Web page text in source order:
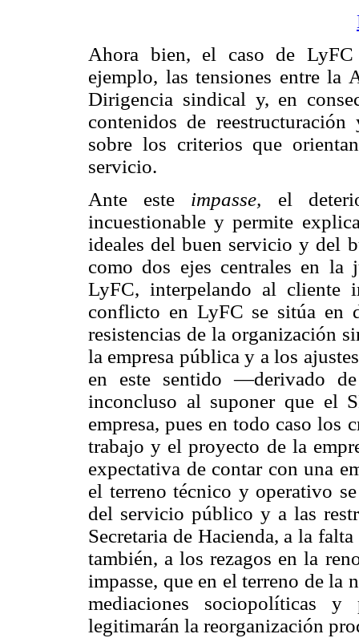
Ahora bien, el caso de LyFC
ejemplo, las tensiones entre la
Dirigencia sindical y, en
contenidos de
sobre los criterios que
servicio.
Ante este impasse, el
incuestionable y permite
ideales del buen servicio y del
como dos ejes centrales en
LyFC, interpelando al cliente
conflicto en LyFC se sitúa en
resistencias de la organización
la empresa pública y a los
en este sentido —derivado
inconcluso al suponer que el
empresa, pues en todo caso los
trabajo y el proyecto de la
expectativa de contar con una
el terreno técnico y operativo
del servicio público y a las
Secretaria de Hacienda, a la
también, a los rezagos en la
impasse, que en el terreno de
mediaciones sociopolíticas
legitimarán la reorganización